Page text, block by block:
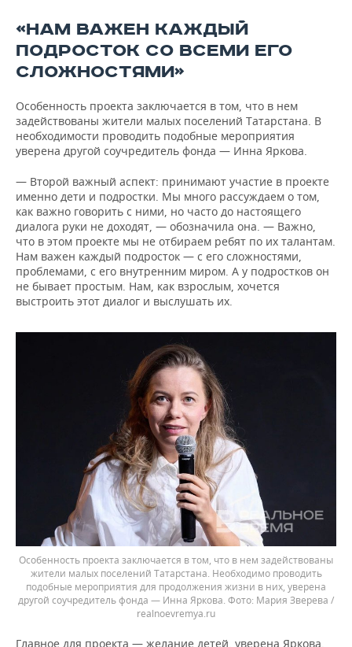
«НАМ ВАЖЕН КАЖДЫЙ
ПОДРОСТОК СО ВСЕМИ ЕГО
СЛОЖНОСТЯМИ»
Особенность проекта заключается в том, что в нем
задействованы жители малых поселений Татарстана. В
необходимости проводить подобные мероприятия
уверена другой соучредитель фонда — Инна Яркова.
— Второй важный аспект: принимают участие в проекте
именно дети и подростки. Мы много рассуждаем о том,
как важно говорить с ними, но часто до настоящего
диалога руки не доходят, — обозначила она. — Важно,
что в этом проекте мы не отбираем ребят по их талантам.
Нам важен каждый подросток — с его сложностями,
проблемами, с его внутренним миром. А у подростков он
не бывает простым. Нам, как взрослым, хочется
выстроить этот диалог и выслушать их.
Особенность проекта заключается в том, что в нем задействованы
жители малых поселений Татарстана. Необходимо проводить
подобные мероприятия для продолжения жизни в них, уверена
другой соучредитель фонда — Инна Яркова.
Мария Зверева /
realnoevremya.ru
Главное для проекта — желание детей, уверена Яркова.